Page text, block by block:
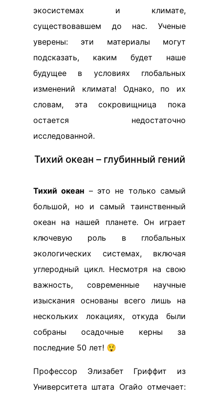
экосистемах и климате,
существовавшем до нас. Ученые
уверены: эти материалы могут
подсказать, каким будет наше
будущее в условиях глобальных
изменений климата! Однако, по их
словам, эта сокровищница пока
остается недостаточно
исследованной.
Тихий океан – глубинный гений
Тихий океан – это не только самый
большой, но и самый таинственный
океан на нашей планете. Он играет
ключевую роль в глобальных
экологических системах, включая
углеродный цикл. Несмотря на свою
важность, современные научные
изыскания основаны всего лишь на
нескольких локациях, откуда были
собраны осадочные керны за
последние 50 лет! 😲
Профессор Элизабет Гриффит из
Университета штата Огайо отмечает: